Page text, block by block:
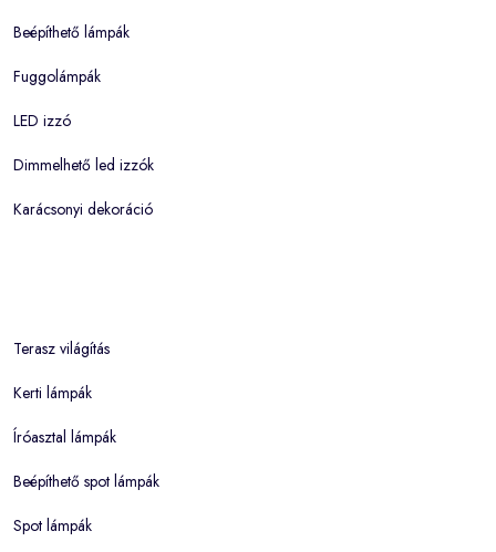
Beépíthető lámpák
Fuggolámpák
LED izzó
Dimmelhető led izzók
Karácsonyi dekoráció
Terasz világítás
Kerti lámpák
Íróasztal lámpák
Beépíthető spot lámpák
Spot lámpák